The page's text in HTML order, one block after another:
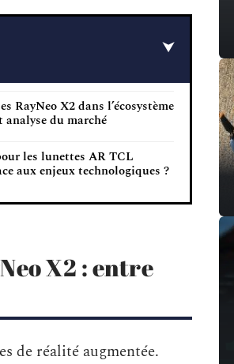
RayNeo X2 dans l’écosystème
analyse du marché
les lunettes AR TCL
aux enjeux technologiques ?
X2 : entre
de réalité augmentée.